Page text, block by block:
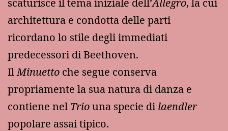
architettura e condotta delle parti
ricordano lo stile degli immediati
predecessori di Beethoven.
IlMinuetto che segue conserva
propriamente la sua natura di danza e
contiene nel Triouna specie dilaendler
popolare assai tipico.